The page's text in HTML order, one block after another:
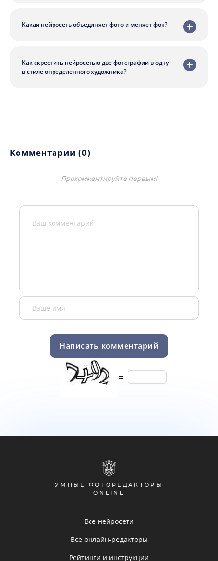
Какая нейросеть объединяет фото и меняет фон?
Как скрестить нейросетью две фотографии в одну
в стиле определенного художника?
Комментарии (0)
Прокомментируйте первым!
Написать комментарий
=
УМНЫЕ ФОТОРЕДАКТОРЫ
ONLINE
Все нейросети
Все онлайн-редакторы
Рейтинги и инструкции